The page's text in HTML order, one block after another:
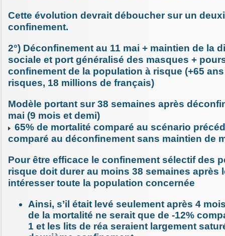
Cette évolution devrait déboucher sur un
confinement.
2°) Déconfinement au 11 mai + maintien de la
sociale et port généralisé des masques +
confinement de la population à risque (+65
risques, 18 millions de français)
Modèle portant sur 38 semaines après
mai (9 mois et demi)
65% de mortalité comparé au scénario
comparé au déconfinement sans maintien de
Pour être efficace le confinement sélectif des
risque doit durer au moins 38 semaines après
intéresser toute la population concernée
Ainsi, s’il était levé seulement après 4
de la mortalité ne serait que de -12%
1 et les lits de réa seraient largement